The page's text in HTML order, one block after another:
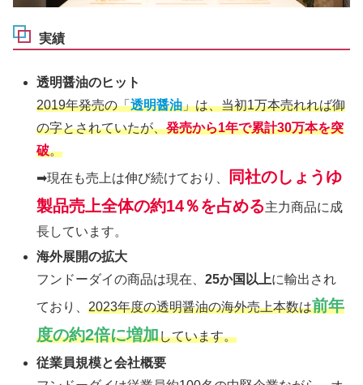
実績
透明醤油のヒット
2019年発売の「透明醤油」は、当初1万本売れれば御
の字とされていたが、発売から1年で累計30万本を突
破。
➡現在も売上は伸び続けており、
同社のしょうゆ
製品売上全体の約14％を占める主力商品に成
長しています。
海外展開の拡大
フンドーダイの商品は現在、25か国以上に輸出され
ており、2023年度の透明醤油の海外売上本数は前年
度の約2倍に増加しています。
従業員規模と会社概要